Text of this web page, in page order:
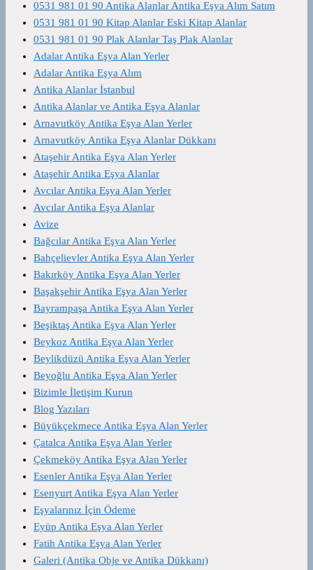
0531 981 01 90 Antika Alanlar Antika Eşya Alım Satım
0531 981 01 90 Kitap Alanlar Eski Kitap Alanlar
0531 981 01 90 Plak Alanlar Taş Plak Alanlar
Adalar Antika Eşya Alan Yerler
Adalar Antika Eşya Alım
Antika Alanlar İstanbul
Antika Alanlar ve Antika Eşya Alanlar
Arnavutköy Antika Eşya Alan Yerler
Arnavutköy Antika Eşya Alanlar Dükkanı
Ataşehir Antika Eşya Alan Yerler
Ataşehir Antika Eşya Alanlar
Avcılar Antika Eşya Alan Yerler
Avcılar Antika Eşya Alanlar
Avize
Bağcılar Antika Eşya Alan Yerler
Bahçelievler Antika Eşya Alan Yerler
Bakırköy Antika Eşya Alan Yerler
Başakşehir Antika Eşya Alan Yerler
Bayrampaşa Antika Eşya Alan Yerler
Beşiktaş Antika Eşya Alan Yerler
Beykoz Antika Eşya Alan Yerler
Beylikdüzü Antika Eşya Alan Yerler
Beyoğlu Antika Eşya Alan Yerler
Bizimle İletişim Kurun
Blog Yazıları
Büyükçekmece Antika Eşya Alan Yerler
Çatalca Antika Eşya Alan Yerler
Çekmeköy Antika Eşya Alan Yerler
Esenler Antika Eşya Alan Yerler
Esenyurt Antika Eşya Alan Yerler
Eşyalarınız İçin Ödeme
Eyüp Antika Eşya Alan Yerler
Fatih Antika Eşya Alan Yerler
Galeri (Antika Obje ve Antika Dükkanı)